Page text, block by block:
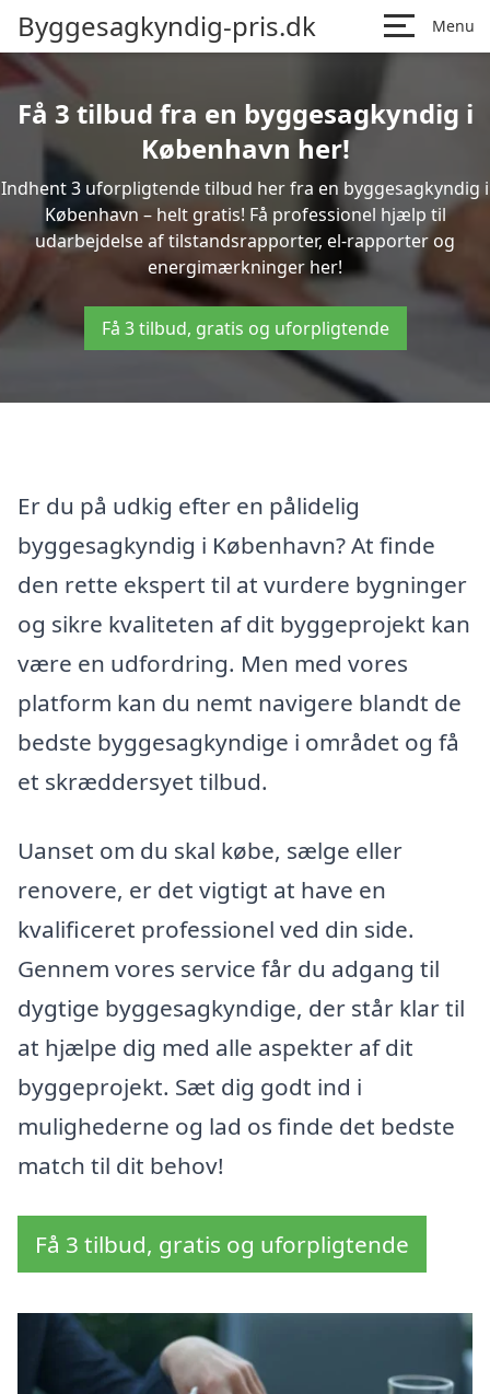
Byggesagkyndig-pris.dk Menu
Få 3 tilbud fra en byggesagkyndig i
København her!
Indhent 3 uforpligtende tilbud her fra en byggesagkyndig i
København – helt gratis! Få professionel hjælp til
udarbejdelse af tilstandsrapporter, el-rapporter og
energimærkninger her!
Få 3 tilbud, gratis og uforpligtende
Er du på udkig efter en pålidelig
byggesagkyndig i København? At finde
den rette ekspert til at vurdere bygninger
og sikre kvaliteten af dit byggeprojekt kan
være en udfordring. Men med vores
platform kan du nemt navigere blandt de
bedste byggesagkyndige i området og få
et skræddersyet tilbud.
Uanset om du skal købe, sælge eller
renovere, er det vigtigt at have en
kvalificeret professionel ved din side.
Gennem vores service får du adgang til
dygtige byggesagkyndige, der står klar til
at hjælpe dig med alle aspekter af dit
byggeprojekt. Sæt dig godt ind i
mulighederne og lad os finde det bedste
match til dit behov!
Få 3 tilbud, gratis og uforpligtende